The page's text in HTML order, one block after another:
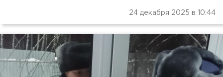
24 декабря 2025 в 10:44